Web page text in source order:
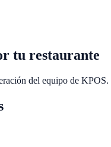
tu restaurante
del equipo de KPOS.